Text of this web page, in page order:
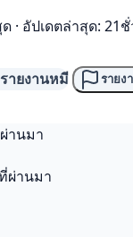
· อัปเดตล่าสุด: 21
รายงานหมี รายง
านมา
ผ่านมา